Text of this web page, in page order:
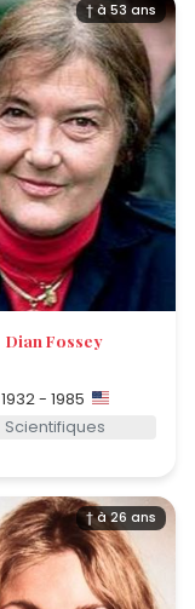
† à 53 ans
Dian Fossey
1932 - 1985
Scientifiques
† à 26 ans